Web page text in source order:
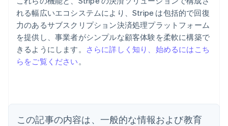
れる幅広いエコシステムにより、Stripe は包括的で回復
力のあるサブスクリプション決済処理プラットフォーム
を提供し、事業者がシンプルな顧客体験を柔軟に構築で
きるようにします。 さらに詳しく知り、始めるにはこち
らをご覧ください。
この記事の内容は、一般的な情報および教育
アイルランド
English
アメリカ
EnglishEspañol 简体中文
ItalianoEnglish